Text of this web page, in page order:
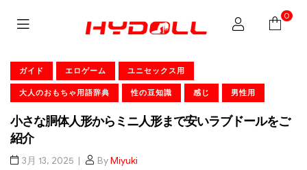
0
ガイド エロゲーム ユニセックス用
大人のおもちゃ用語辞典 性の豆知識 感じ 男性用
小さな胴体人形からミニ人形まで安いラブドールをご
紹介
3月 13, 2025 ByMiyuki